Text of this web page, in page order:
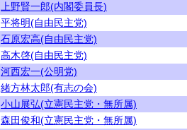
上野賢一郎(内閣委員長)
平将明(自由民主党)
石原宏高(自由民主党)
高木啓(自由民主党)
河西宏一(公明党)
緒方林太郎(有志の会)
小山展弘(立憲民主党・無所属)
森田俊和(立憲民主党・無所属)